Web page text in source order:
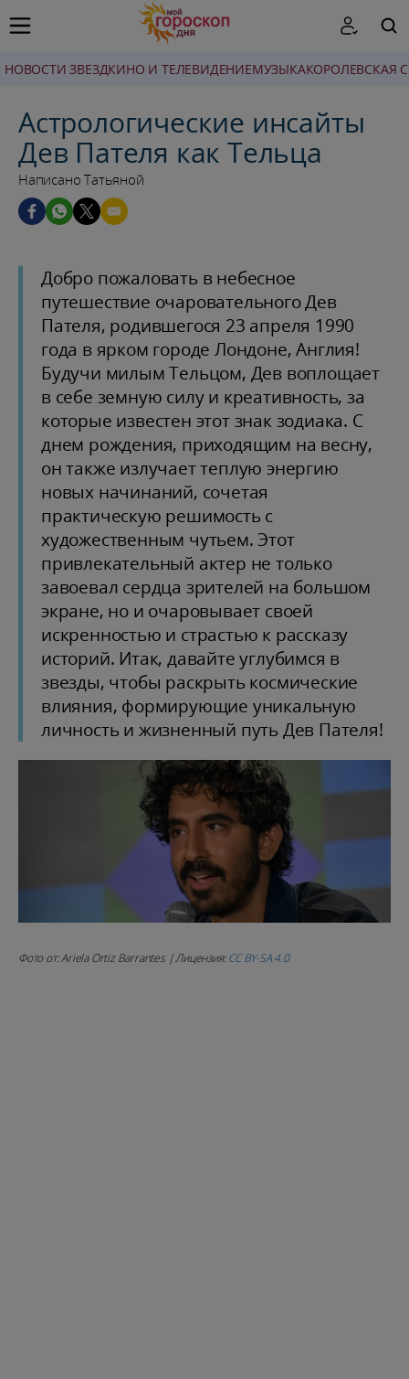
НОВОСТИ ЗВЕЗДКИНО И ТЕЛЕВИДЕНИЕМУЗЫКАКОРОЛЕВСКАЯ
Астрологические инсайты
Дев Пателя как Тельца
Написано Татьяной
Добро пожаловать в небесное
путешествие очаровательного Дев
Пателя, родившегося 23 апреля 1990
года в ярком городе Лондоне, Англия!
Будучи милым Тельцом, Дев воплощает
в себе земную силу и креативность, за
которые известен этот знак зодиака. С
днем рождения, приходящим на весну,
он также излучает теплую энергию
новых начинаний, сочетая
практическую решимость с
художественным чутьем. Этот
привлекательный актер не только
завоевал сердца зрителей на большом
экране, но и очаровывает своей
искренностью и страстью к рассказу
историй. Итак, давайте углубимся в
звезды, чтобы раскрыть космические
влияния, формирующие уникальную
личность и жизненный путь Дев Пателя!
Фото от: Ariela Ortiz Barrantes | Лицензия:CC BY-SA 4.0